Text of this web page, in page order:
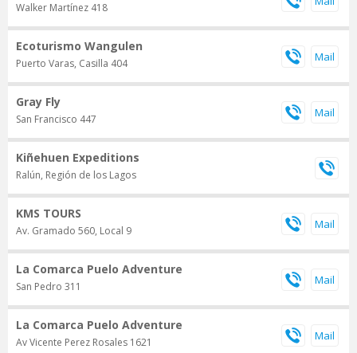
Walker Martínez 418
Ecoturismo Wangulen
Puerto Varas, Casilla 404
Gray Fly
San Francisco 447
Kiñehuen Expeditions
Ralún, Región de los Lagos
KMS TOURS
Av. Gramado 560, Local 9
La Comarca Puelo Adventure
San Pedro 311
La Comarca Puelo Adventure
Av Vicente Perez Rosales 1621